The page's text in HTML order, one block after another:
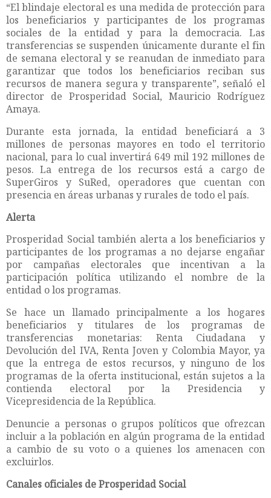
“El blindaje electoral es una medida de protección para
los beneficiarios y participantes de los programas
sociales de la entidad y para la democracia. Las
transferencias se suspenden únicamente durante el fin
de semana electoral y se reanudan de inmediato para
garantizar que todos los beneficiarios reciban sus
recursos de manera segura y transparente”, señaló el
director de Prosperidad Social, Mauricio Rodríguez
Amaya.
Durante esta jornada, la entidad beneficiará a 3
millones de personas mayores en todo el territorio
nacional, para lo cual invertirá 649 mil 192 millones de
pesos. La entrega de los recursos está a cargo de
SuperGiros y SuRed, operadores que cuentan con
presencia en áreas urbanas y rurales de todo el país.
Alerta
Prosperidad Social también alerta a los beneficiarios y
participantes de los programas a no dejarse engañar
por campañas electorales que incentivan a la
participación política utilizando el nombre de la
entidad o los programas.
Se hace un llamado principalmente a los hogares
beneficiarios y titulares de los programas de
transferencias monetarias: Renta Ciudadana y
Devolución del IVA, Renta Joven y Colombia Mayor, ya
que la entrega de estos recursos, y ninguno de los
programas de la oferta institucional, están sujetos a la
contienda electoral por la Presidencia y
Vicepresidencia de la República.
Denuncie a personas o grupos políticos que ofrezcan
incluir a la población en algún programa de la entidad
a cambio de su voto o a quienes los amenacen con
excluirlos.
Canales oficiales de Prosperidad Social